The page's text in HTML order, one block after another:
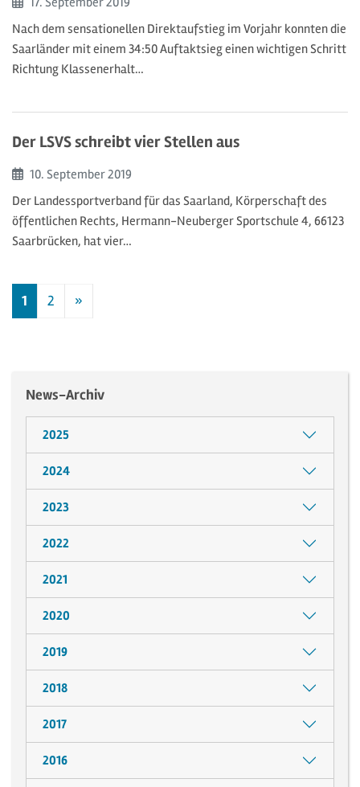
Nach dem sensationellen Direktaufstieg im Vorjahr konnten die
Saarländer mit einem 34:50 Auftaktsieg einen wichtigen Schritt
Richtung Klassenerhalt…
Der LSVS schreibt vier Stellen aus
Beginn:
10. September2019
Der Landessportverband für das Saarland, Körperschaft des
öffentlichen Rechts, Hermann-Neuberger Sportschule 4, 66123
Saarbrücken, hat vier…
1 2 »Nächste
News-Archiv
2025
2024
2023
2022
2021
2020
2019
2018
2017
2016